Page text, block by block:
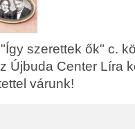
szerettek ők" c.
Újbuda Center Líra
várunk!